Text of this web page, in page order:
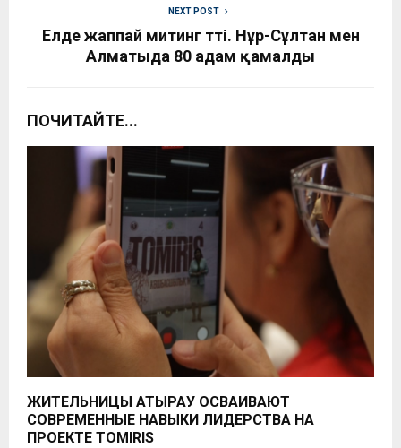
NEXT POST
Елде жаппай митинг өтті. Нұр-Сұлтан мен
Алматыда 80 адам қамалды
ПОЧИТАЙТЕ...
ЖИТЕЛЬНИЦЫ АТЫРАУ ОСВАИВАЮТ
СОВРЕМЕННЫЕ НАВЫКИ ЛИДЕРСТВА НА
ПРОЕКТЕ TOMIRIS